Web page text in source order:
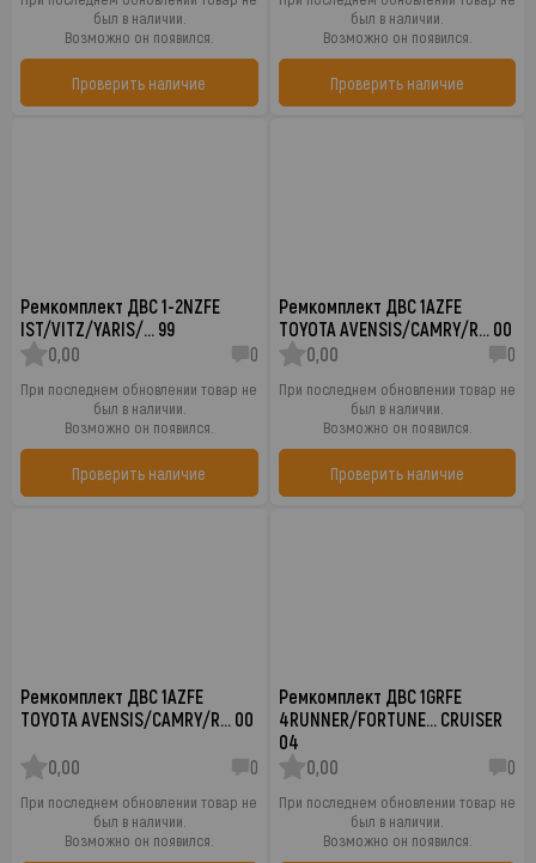
был в наличии.
Возможно он появился.
Проверить наличие
был в наличии.
Возможно он появился.
Проверить наличие
Ремкомплект ДВС 1-2NZFE
IST/VITZ/YARIS/… 99
0,00
0
При последнем обновлении товар не
был в наличии.
Возможно он появился.
Проверить наличие
Ремкомплект ДВС 1AZFE
TOYOTA AVENSIS/CAMRY/R… 00
0,00
0
При последнем обновлении товар не
был в наличии.
Возможно он появился.
Проверить наличие
Ремкомплект ДВС 1AZFE
TOYOTA AVENSIS/CAMRY/R… 00
0,00 0
При последнем обновлении товар не
был в наличии.
Возможно он появился.
Ремкомплект ДВС 1GRFE
4RUNNER/FORTUNE… CRUISER
04
0,00
0
При последнем обновлении товар не
был в наличии.
Возможно он появился.